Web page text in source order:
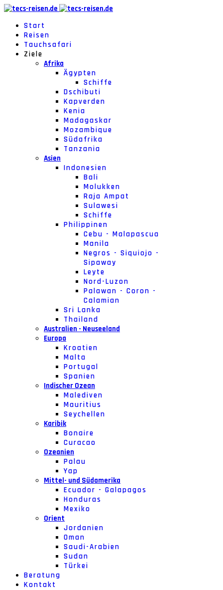
Start
Reisen
Tauchsafari
Ziele
Afrika
Ägypten
Schiffe
Dschibuti
Kapverden
Kenia
Madagaskar
Mozambique
Südafrika
Tanzania
Asien
Indonesien
Bali
Molukken
Raja Ampat
Sulawesi
Schiffe
Philippinen
Cebu - Malapascua
Manila
Negros - Siquiojo -
Sipaway
Leyte
Nord-Luzon
Palawan - Coron -
Calamian
Sri Lanka
Thailand
Australien - Neuseeland
Europa
Kroatien
Malta
Portugal
Spanien
Indischer Ozean
Malediven
Mauritius
Seychellen
Karibik
Bonaire
Curacao
Ozeanien
Palau
Yap
Mittel- und Südamerika
Ecuador - Galapagos
Honduras
Mexiko
Orient
Jordanien
Oman
Saudi-Arabien
Sudan
Türkei
Beratung
Kontakt